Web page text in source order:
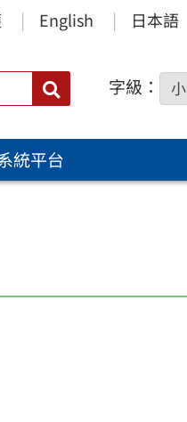
English 日本語
搜
尋：
字級： 小
統平台